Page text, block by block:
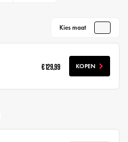
Kies maat
€ 129,99 KOPEN